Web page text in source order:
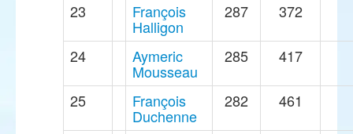
23 François
Halligon
287 372
24 Aymeric
Mousseau
285 417
25 François
Duchenne
282 461